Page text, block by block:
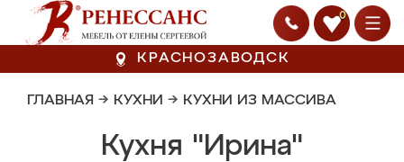
0
КРАСНОЗАВОДСК
ГЛАВНАЯ → КУХНИ → КУХНИ ИЗ МАССИВА
Кухня "Ирина"